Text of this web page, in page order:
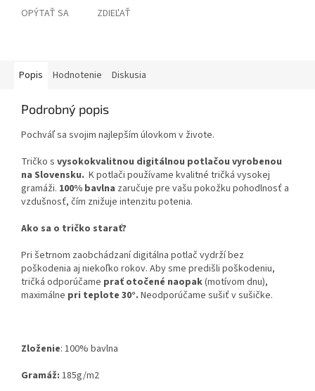
OPÝTAŤ SA ZDIEĽAŤ
Popis Hodnotenie Diskusia
Podrobný popis
Pochváľ sa svojim najlepším úlovkom v živote.
Tričko s vysokokvalitnou digitálnou potlačou vyrobenou
na Slovensku. K potlači používame kvalitné tričká vysokej
gramáži. 100% bavlna zaručuje pre vašu pokožku pohodlnosť a
vzdušnosť, čím znižuje intenzitu potenia.
Ako sa o tričko starať?
Pri šetrnom zaobchádzaní digitálna potlač vydrží bez
poškodenia aj niekoľko rokov. Aby sme predišli poškodeniu,
tričká odporúčame prať otočené naopak(motívom dnu),
maximálne pri teplote 30°. Neodporúčame sušiť v sušičke.
Zloženie: 100% bavlna
Gramáž: 185g/m2